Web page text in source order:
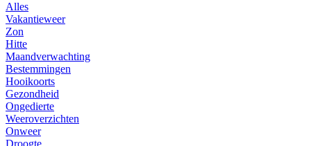
Alles
Vakantieweer
Zon
Hitte
Maandverwachting
Bestemmingen
Hooikoorts
Gezondheid
Ongedierte
Weeroverzichten
Onweer